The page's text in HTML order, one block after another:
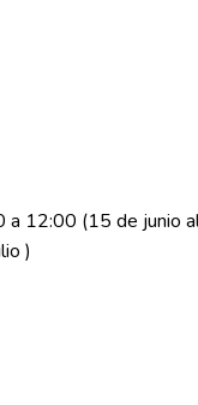
12:00 (15 de junio
)